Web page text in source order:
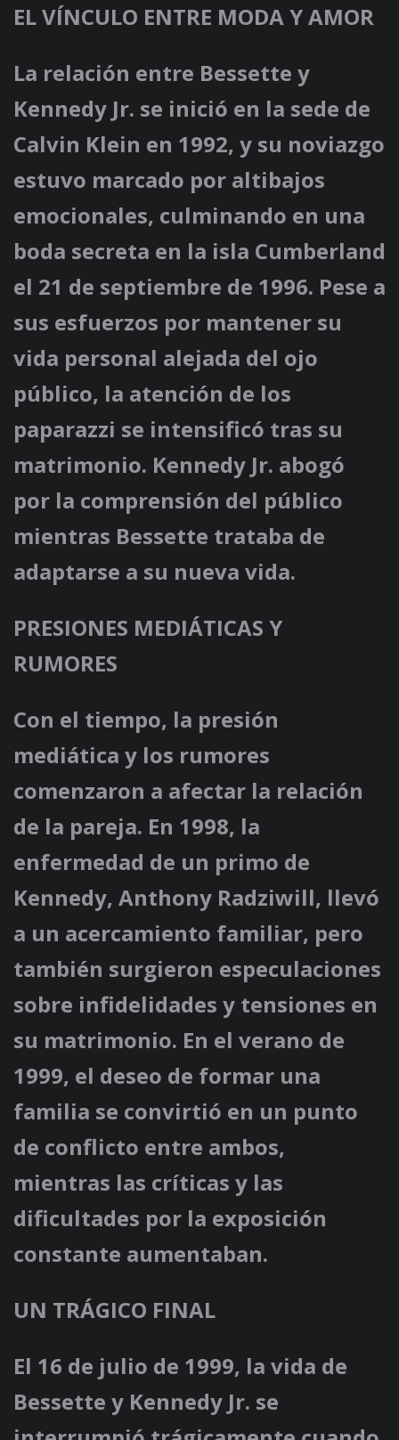
EL VÍNCULO ENTRE MODA Y AMOR
La relación entre Bessette y
Kennedy Jr. se inició en la sede de
Calvin Klein en 1992, y su noviazgo
estuvo marcado por altibajos
emocionales, culminando en una
boda secreta en la isla Cumberland
el 21 de septiembre de 1996. Pese a
sus esfuerzos por mantener su
vida personal alejada del ojo
público, la atención de los
paparazzi se intensificó tras su
matrimonio. Kennedy Jr. abogó
por la comprensión del público
mientras Bessette trataba de
adaptarse a su nueva vida.
PRESIONES MEDIÁTICAS Y
RUMORES
Con el tiempo, la presión
mediática y los rumores
comenzaron a afectar la relación
de la pareja. En 1998, la
enfermedad de un primo de
Kennedy, Anthony Radziwill, llevó
a un acercamiento familiar, pero
también surgieron especulaciones
sobre infidelidades y tensiones en
su matrimonio. En el verano de
1999, el deseo de formar una
familia se convirtió en un punto
de conflicto entre ambos,
mientras las críticas y las
dificultades por la exposición
constante aumentaban.
UN TRÁGICO FINAL
El 16 de julio de 1999, la vida de
Bessette y Kennedy Jr. se